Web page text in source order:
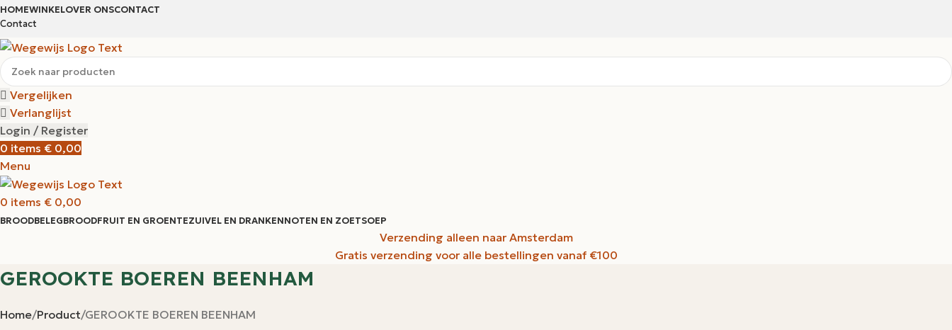
HOMEWINKELOVER ONSCONTACT
Contact
Vergelijken
Verlanglijst
Login / Register
0 items € 0,00
Menu
0 items € 0,00
BROODBELEGBROODFRUIT EN GROENTEZUIVEL EN DRANKENNOTEN EN ZOETSOEP
Verzending alleen naar Amsterdam
Gratis verzending voor alle bestellingen vanaf €100
GEROOKTE BOEREN BEENHAM
Home Product GEROOKTE BOEREN BEENHAM